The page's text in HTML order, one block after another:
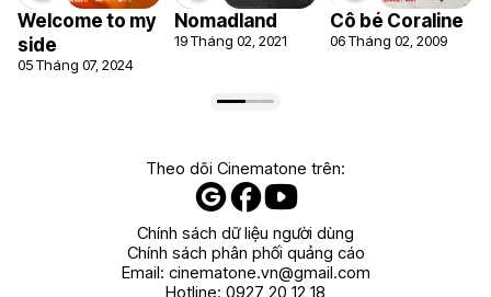
Welcome to my
side
05 Tháng 07, 2024
Nomadland
19 Tháng 02, 2021
Cô bé Coraline
06 Tháng 02, 2009
Theo dõi Cinematone trên:
Chính sách dữ liệu người dùng
Chính sách phân phối quảng cáo
Email: cinematone.vn@gmail.com
Hotline: 0927 20 12 18